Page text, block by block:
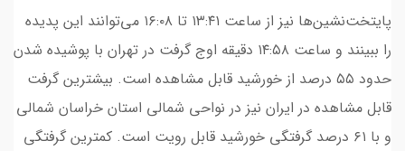
پایتخت‌نشین‌ها نیز از ساعت ۱۳:۴۱ تا ۱۶:۰۸ می‌توانند این پدیده
را ببینند و ساعت ۱۴:۵۸ دقیقه اوج گرفت در تهران با پوشیده شدن
حدود ۵۵ درصد از خورشید قابل مشاهده است. بیشترین گرفت
قابل مشاهده در ایران نیز در نواحی شمالی استان خراسان شمالی
و با ۶۱ درصد گرفتگی خورشید قابل رویت است. کمترین گرفتگی